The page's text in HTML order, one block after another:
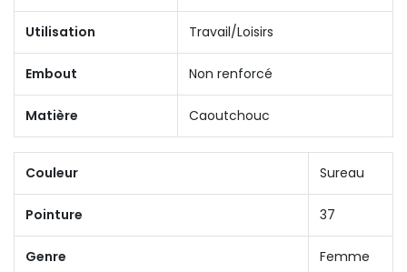
Utilisation Travail/Loisirs
Embout Non renforcé
Matière Caoutchouc
Couleur Sureau
Pointure 37
Genre Femme